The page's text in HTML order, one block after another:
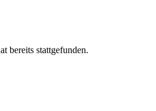
bereits stattgefunden.